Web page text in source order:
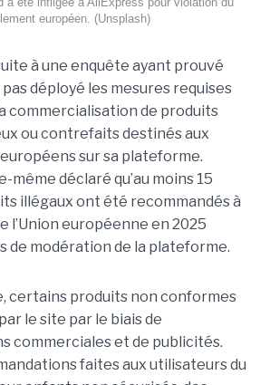
européen. (Unsplash)
à une enquête ayant prouvé
déployé les mesures requises
commercialisation de produits
ou contrefaits destinés aux
sur sa plateforme.
même déclaré qu’au moins 15
illégaux ont été recommandés à
l’Union européenne en 2025
de modération de la plateforme.
certains produits non conformes
le site par le biais de
commerciales et de publicités.
faites aux utilisateurs du